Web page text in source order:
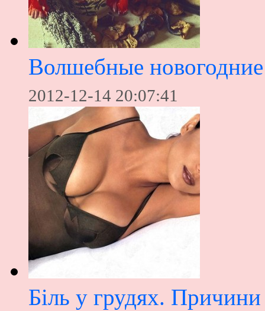
Волшебные новогодние
2012-12-14 20:07:41
Біль у грудях. Причини